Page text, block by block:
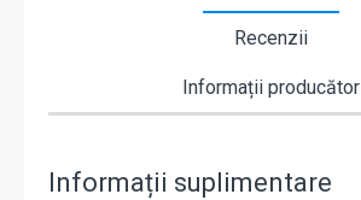
Recenzii
Informații producător
Informații suplimentare